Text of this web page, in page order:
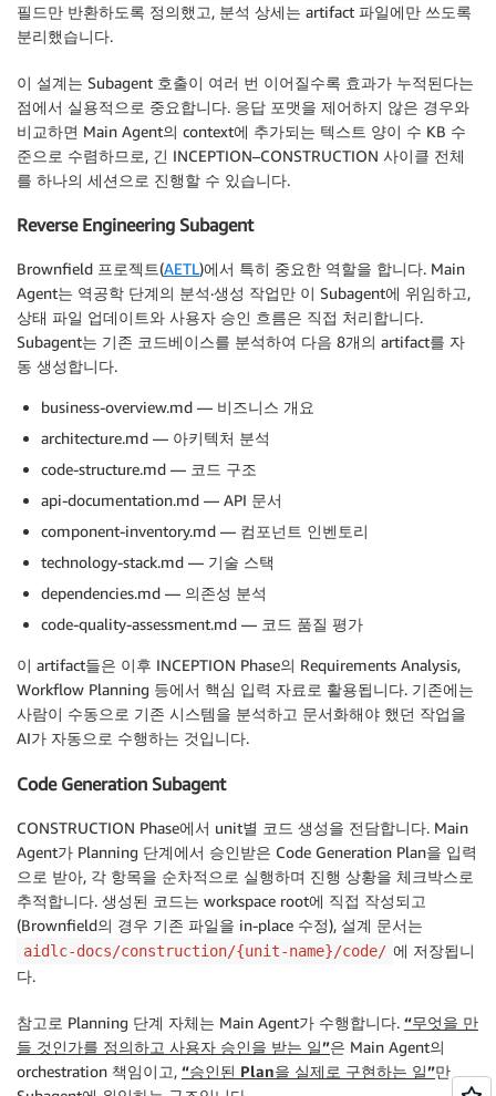
필드만 반환하도록 정의했고, 분석 상세는 artifact 파일에만 쓰도록
분리했습니다.
이 설계는 Subagent 호출이 여러 번 이어질수록 효과가 누적된다는
점에서 실용적으로 중요합니다. 응답 포맷을 제어하지 않은 경우와
비교하면 Main Agent의 context에 추가되는 텍스트 양이 수 KB 수
준으로 수렴하므로, 긴 INCEPTION–CONSTRUCTION 사이클 전체
를 하나의 세션으로 진행할 수 있습니다.
Reverse Engineering Subagent
Brownfield 프로젝트(AETL)에서 특히 중요한 역할을 합니다. Main
Agent는 역공학 단계의 분석·생성 작업만 이 Subagent에 위임하고,
상태 파일 업데이트와 사용자 승인 흐름은 직접 처리합니다.
Subagent는 기존 코드베이스를 분석하여 다음 8개의 artifact를 자
동 생성합니다.
business-overview.md — 비즈니스 개요
architecture.md — 아키텍처 분석
code-structure.md — 코드 구조
api-documentation.md — API 문서
component-inventory.md — 컴포넌트 인벤토리
technology-stack.md — 기술 스택
dependencies.md — 의존성 분석
code-quality-assessment.md — 코드 품질 평가
이 artifact들은 이후 INCEPTION Phase의 Requirements Analysis,
Workflow Planning 등에서 핵심 입력 자료로 활용됩니다. 기존에는
사람이 수동으로 기존 시스템을 분석하고 문서화해야 했던 작업을
AI가 자동으로 수행하는 것입니다.
Code Generation Subagent
CONSTRUCTION Phase에서 unit별 코드 생성을 전담합니다. Main
Agent가 Planning 단계에서 승인받은 Code Generation Plan을 입력
으로 받아, 각 항목을 순차적으로 실행하며 진행 상황을 체크박스로
추적합니다. 생성된 코드는 workspace root에 직접 작성되고
(Brownfield의 경우 기존 파일을 in-place 수정), 설계 문서는
aidlc-docs/construction/{unit-name}/code/ 에 저장됩니
다.
참고로 Planning 단계 자체는 Main Agent가 수행합니다. “무엇을 만
들 것인가를 정의하고 사용자 승인을 받는 일”은 Main Agent의
orchestration 책임이고, “승인된 Plan을 실제로 구현하는 일”만